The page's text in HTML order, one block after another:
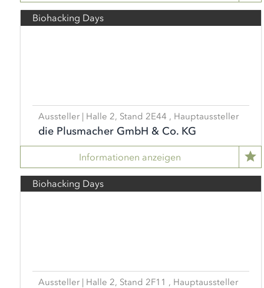
Biohacking Days
Aussteller | Halle 2, Stand 2E44 , Hauptaussteller
die Plusmacher GmbH & Co. KG
Informationen anzeigen
Biohacking Days
Aussteller | Halle 2, Stand 2F11 , Hauptaussteller